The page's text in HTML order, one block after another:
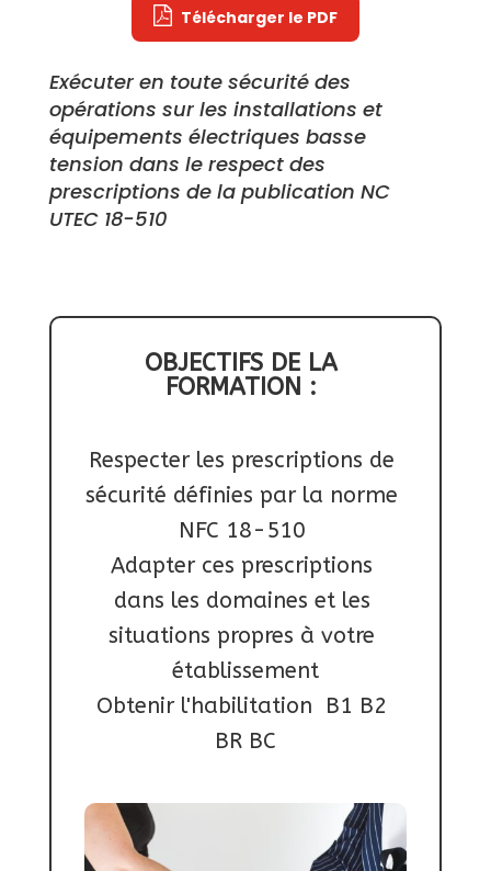
Télécharger le PDF
Exécuter en toute sécurité des
opérations sur les installations et
équipements électriques basse
tension dans le respect des
prescriptions de la publication NC
UTEC 18-510
OBJECTIFS DE LA
FORMATION :
Respecter les prescriptions de
sécurité définies par la norme
NFC 18-510
Adapter ces prescriptions
dans les domaines et les
situations propres à votre
établissement
Obtenir l'habilitation  B1 B2
BR BC